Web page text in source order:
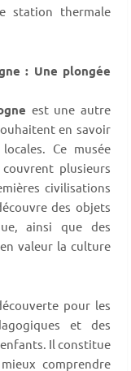
station thermale
: Une plongée
est une autre
en savoir
Ce musée
plusieurs
civilisations
des objets
ainsi que des
valeur la culture
pour les
et des
Il constitue
comprendre